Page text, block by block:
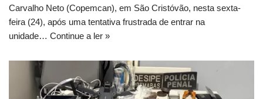
Carvalho Neto (Copemcan), em São Cristóvão, nesta sexta-
feira (24), após uma tentativa frustrada de entrar na
unidade… Continue a ler »